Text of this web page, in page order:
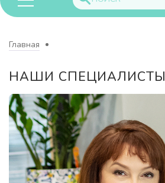
Главная
НАШИ СПЕЦИАЛИСТЫ